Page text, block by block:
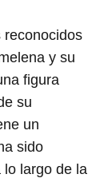
reconocidos
y su
figura
su
un
sido
lo largo de la